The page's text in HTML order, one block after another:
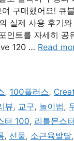
구매했어요! 큐
실제 사용 후기와
인트를 자세히 공
120 … Read
, 100플러스,
뷰, 교구, 놀이법 ,
터 100, 리틀몬스
, 선물, 소근육발달,